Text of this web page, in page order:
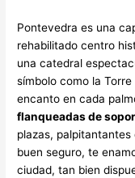
Pontevedra es una
rehabilitado centro
una catedral
símbolo como la
encanto en cada
flanqueadas de
plazas,
buen seguro, te
ciudad, tan bien